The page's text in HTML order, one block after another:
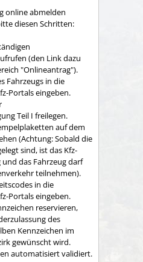
online abmelden
diesen Schritten:
(den Link dazu
"Onlineantrag").
Fahrzeugs in die
Portals eingeben.
Teil I freilegen.
auf dem
(Achtung: Sobald die
sind, ist das Kfz-
das Fahrzeug darf
teilnehmen).
codes in die
Portals eingeben.
reservieren,
des
Kennzeichen im
gewünscht wird.
automatisiert validiert.